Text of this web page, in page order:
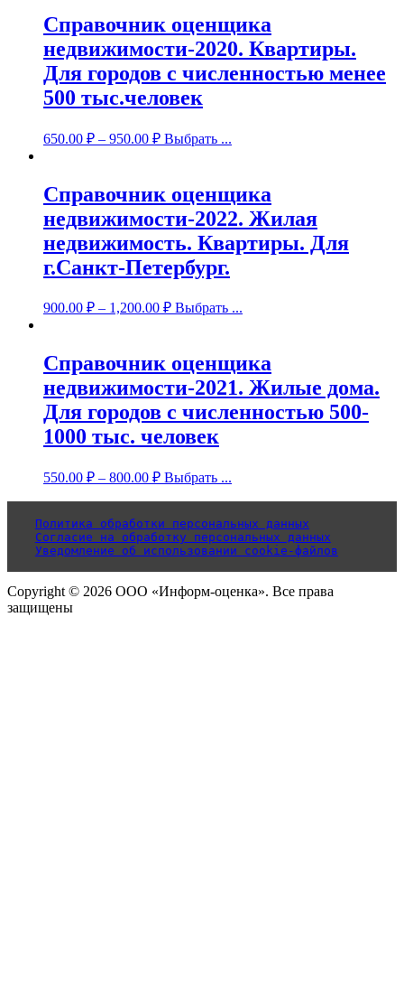
Справочник оценщика
недвижимости-2020. Квартиры.
Для городов с численностью менее
500 тыс.человек
650.00 ₽ – 950.00 ₽ Выбрать ...
Справочник оценщика
недвижимости-2022. Жилая
недвижимость. Квартиры. Для
г.Санкт-Петербург.
900.00 ₽ – 1,200.00 ₽ Выбрать ...
Справочник оценщика
недвижимости-2021. Жилые дома.
Для городов с численностью 500-
1000 тыс. человек
550.00 ₽ – 800.00 ₽ Выбрать ...
Политика обработки персональных данных
Согласие на обработку персональных данных
Уведомление об использовании cookie-файлов
Copyright © 2026 ООО «Информ-оценка». Все права
защищены